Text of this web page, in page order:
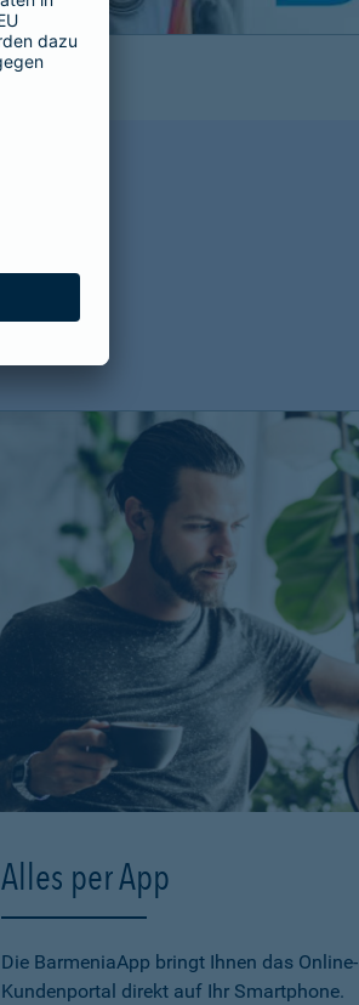
Alles per App
Die BarmeniaApp bringt Ihnen das Online-
Kundenportal direkt auf Ihr Smartphone.